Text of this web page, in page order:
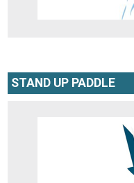
STAND UP PADDLE
Adresse : Route de la
Téléphone : 02 40 93 36 28